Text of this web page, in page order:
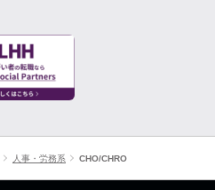
人事・労務系 CHO/CHRO